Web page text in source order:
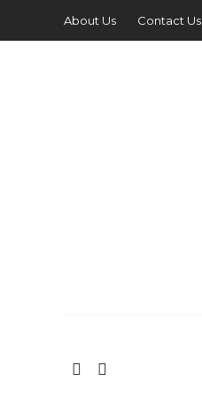
About Us Contact Us